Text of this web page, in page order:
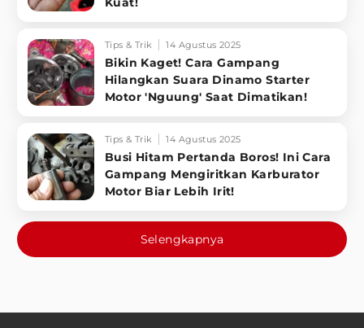
Tips & Trik 14 Agustus 2025
Bikin Kaget! Cara Gampang
Hilangkan Suara Dinamo Starter
Motor 'Nguung' Saat Dimatikan!
Tips & Trik 14 Agustus 2025
Busi Hitam Pertanda Boros! Ini Cara
Gampang Mengiritkan Karburator
Motor Biar Lebih Irit!
Selengkapnya